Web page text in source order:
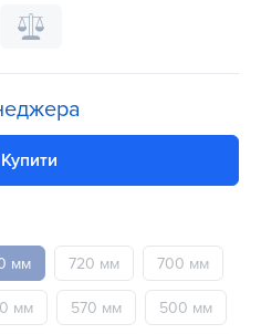
Купити
мм 720 мм 700 мм
мм 570 мм 500 мм